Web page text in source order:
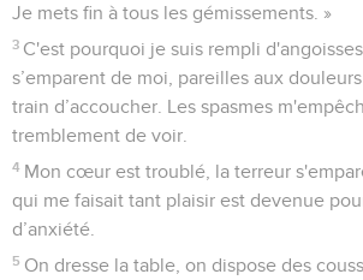
Je mets fin à tous les gémissements. »
3 C'est pourquoi je suis rempli
s’emparent de moi, pareilles aux
train d’accoucher. Les spasmes
tremblement de voir.
4 Mon cœur est troublé, la terreur
qui me faisait tant plaisir est devenue
d’anxiété.
5 On dresse la table, on dispose des